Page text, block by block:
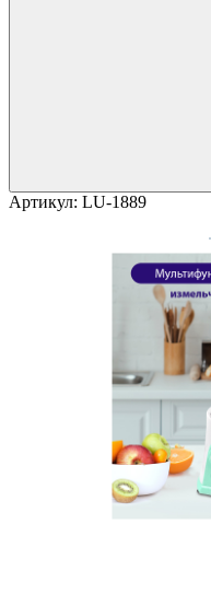
Артикул: LU-1889